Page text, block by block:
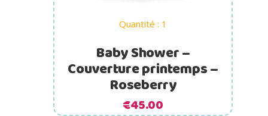
Quantité : 1
Baby Shower –
Couverture printemps –
Roseberry
€45.00